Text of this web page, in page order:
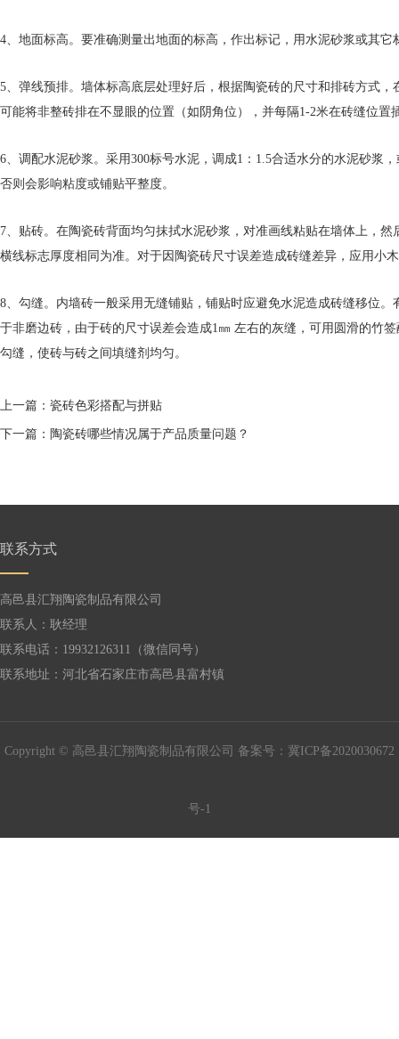
4、地面标高。要准确测量出地面的标高，作出标记，用水泥砂浆或其
5、弹线预排。墙体标高底层处理好后，根据陶瓷砖的尺寸和排砖方式
可能将非整砖排在不显眼的位置（如阴角位），并每隔1-2米在砖缝位
6、调配水泥砂浆。采用300标号水泥，调成1：1.5合适水分的水泥砂浆
否则会影响粘度或铺贴平整度。
7、贴砖。在陶瓷砖背面均匀抹拭水泥砂浆，对准画线粘贴在墙体上，
横线标志厚度相同为准。对于因陶瓷砖尺寸误差造成砖缝差异，应用小
8、勾缝。内墙砖一般采用无缝铺贴，铺贴时应避免水泥造成砖缝移位
于非磨边砖，由于砖的尺寸误差会造成1㎜ 左右的灰缝，可用圆滑的竹
勾缝，使砖与砖之间填缝剂均匀。
上一篇：瓷砖色彩搭配与拼贴
下一篇：陶瓷砖哪些情况属于产品质量问题？
联系方式
高邑县汇翔陶瓷制品有限公司
联系人：耿经理
联系电话：19932126311（微信同号）
联系地址：河北省石家庄市高邑县富村镇
Copyright © 高邑县汇翔陶瓷制品有限公司 备案号： 冀ICP备2020030672
号-1